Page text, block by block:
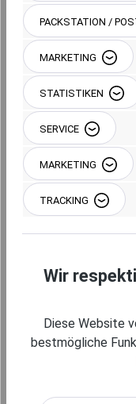
Beschreibung
Produktgalerie
Kompatible
PACKSTATION /
MARKETING
STATISTIKEN
SERVICE
MARKETING
TRACKING
Wir
Diese Website
bestmögliche